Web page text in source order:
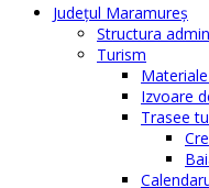
Judeţul Maramureş
Structura
Turism
Izvoare
Trasee